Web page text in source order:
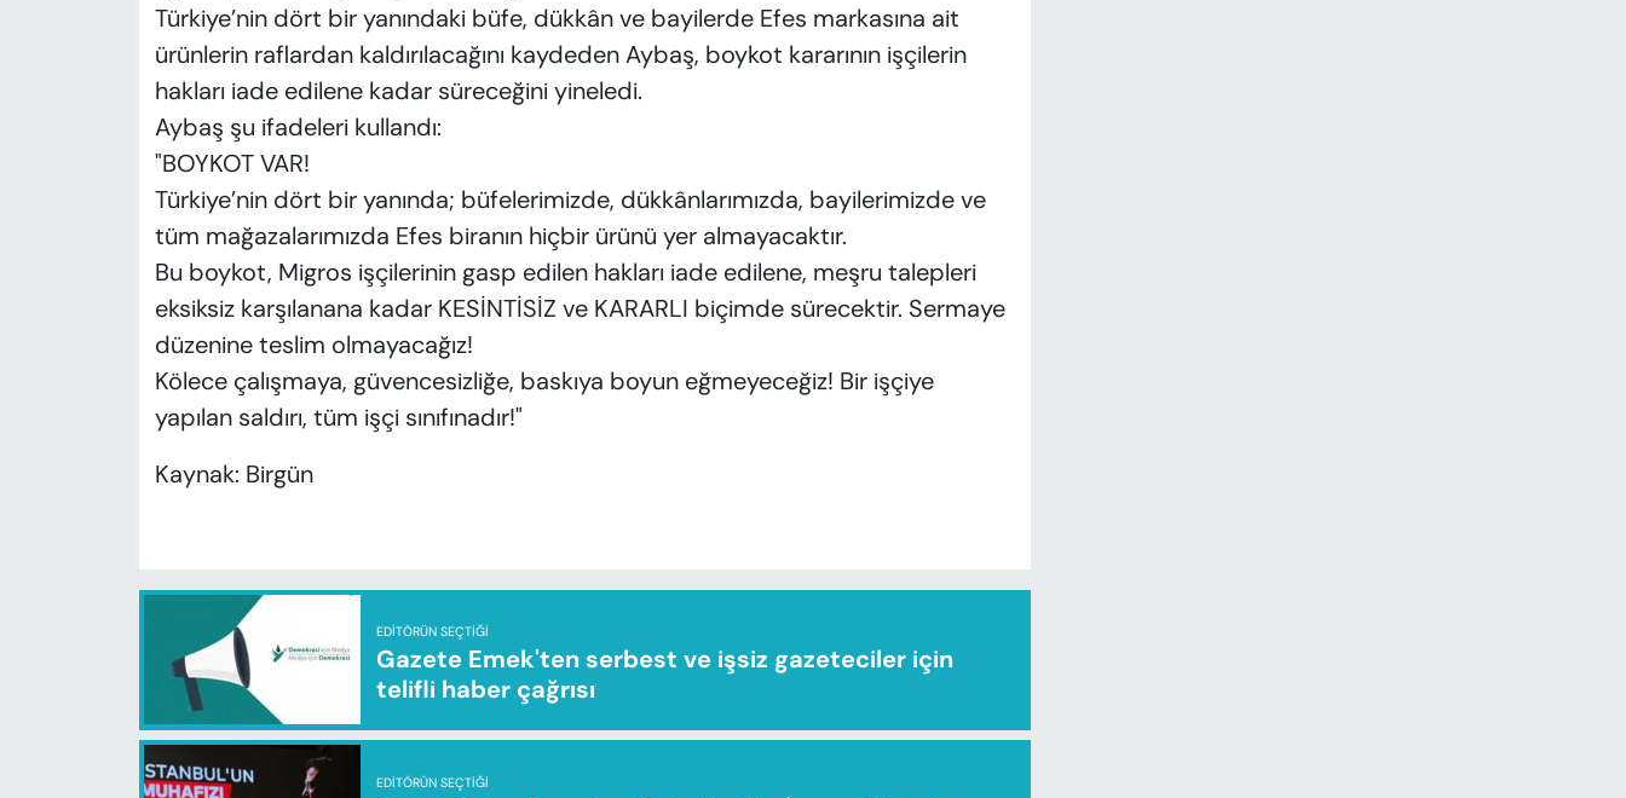
Türkiye’nin dört bir yanındaki büfe, dükkân ve bayilerde Efes markasına ait
ürünlerin raflardan kaldırılacağını kaydeden Aybaş, boykot kararının işçilerin
hakları iade edilene kadar süreceğini yineledi.
Aybaş şu ifadeleri kullandı:
"BOYKOT VAR!
Türkiye’nin dört bir yanında; büfelerimizde, dükkânlarımızda, bayilerimizde ve
tüm mağazalarımızda Efes biranın hiçbir ürünü yer almayacaktır.
Bu boykot, Migros işçilerinin gasp edilen hakları iade edilene, meşru talepleri
eksiksiz karşılanana kadar KESİNTİSİZ ve KARARLI biçimde sürecektir. Sermaye
düzenine teslim olmayacağız!
Kölece çalışmaya, güvencesizliğe, baskıya boyun eğmeyeceğiz! Bir işçiye
yapılan saldırı, tüm işçi sınıfınadır!"
Kaynak: Birgün
EDITÖRÜN SEÇTIĞI
Gazete Emek'ten serbest ve işsiz gazeteciler için
telifli haber çağrısı
EDITÖRÜN SEÇTIĞI